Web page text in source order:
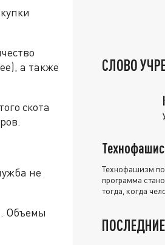
а также
скота
не
Объемы
СЛОВО
Технофашизм
программа
тогда, когда